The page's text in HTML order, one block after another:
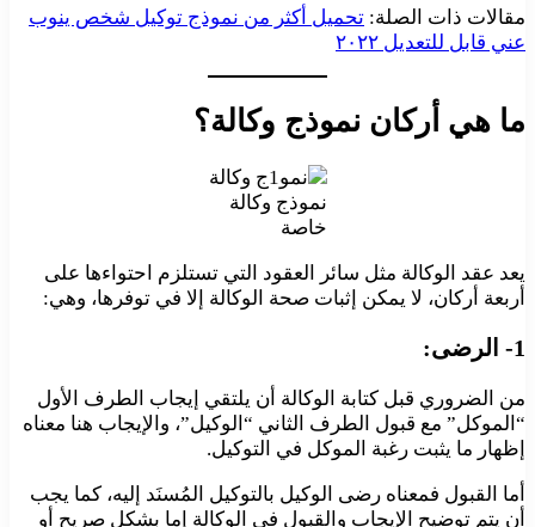
مقالات ذات الصلة: تحميل أكثر من نموذج توكيل شخص ينوب
عني قابل للتعديل ٢٠٢٢
ما هي أركان نموذج وكالة؟
نموذج وكالة
خاصة
يعد عقد الوكالة مثل سائر العقود التي تستلزم احتواءها على
أربعة أركان، لا يمكن إثبات صحة الوكالة إلا في توفرها، وهي:
1- الرضى:
من الضروري قبل كتابة الوكالة أن يلتقي إيجاب الطرف الأول
“الموكل” مع قبول الطرف الثاني “الوكيل”، والإيجاب هنا معناه
إظهار ما يثبت رغبة الموكل في التوكيل.
أما القبول فمعناه رضى الوكيل بالتوكيل المُسنَد إليه، كما يجب
أن يتم توضيح الإيجاب والقبول في الوكالة إما بشكل صريح أو